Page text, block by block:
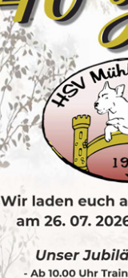
18.00 Uhr
Übungsleitung: